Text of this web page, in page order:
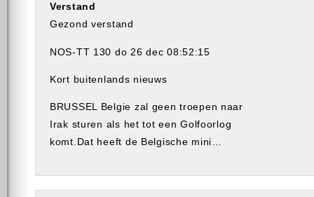
Verstand
Gezond verstand
NOS-TT 130 do 26 dec 08:52:15
Kort buitenlands nieuws
BRUSSEL Belgie zal geen troepen naar
Irak sturen als het tot een Golfoorlog
komt.Dat heeft de Belgische mini…